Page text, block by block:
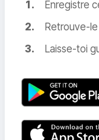
Enregistre
Retrouve-le
Laisse-toi